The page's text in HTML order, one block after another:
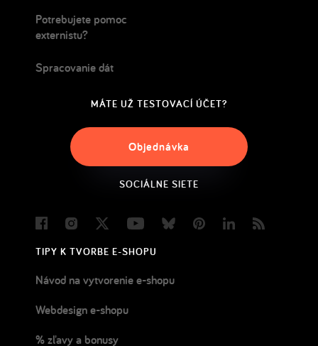
Potrebujete pomoc
externistu?
Spracovanie dát
MÁTE UŽ TESTOVACÍ ÚČET?
Objednávka
SOCIÁLNE SIETE
FacebookInstagram
Twitter YoutubeBlueskyPinterestLinkedIn
TIPY K TVORBE E-SHOPU
Návod na vytvorenie e-shopu
Webdesign e-shopu
% zľavy a bonusy